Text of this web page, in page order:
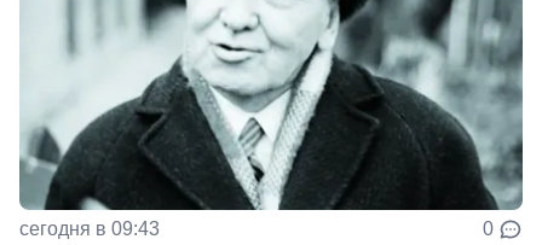
сегодня в 09:43 0